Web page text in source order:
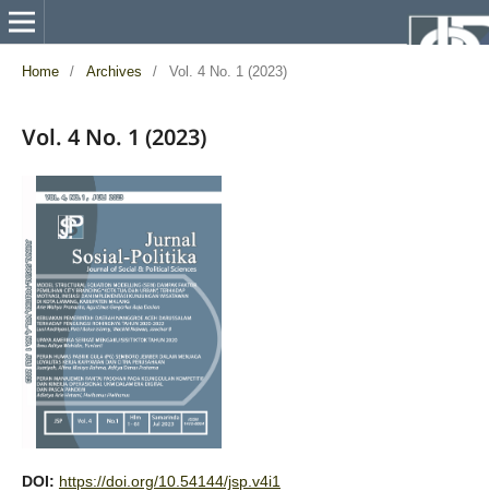
Home / Archives / Vol. 4 No. 1 (2023)
Vol. 4 No. 1 (2023)
DOI: https://doi.org/10.54144/jsp.v4i1